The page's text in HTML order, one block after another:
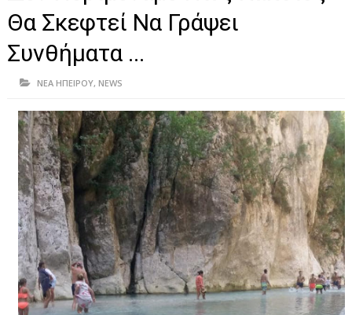
ΠΡΕΒΕΖΑ
ΑΡΤΑ
ΘΕΣΠΡΩΤΙΑ
ΙΟΝΙΑ ΝΗΣΙΑ
ΚΑΙ ΕΛΛΑΔΑ
ΥΓΕΙΑ-ΟΜΟΡΦΙΑ
ΠΟΛΙΤΙΣΜΟΣ
ΠΕΡΙΒΑΛΛΟΝ
Θα Σκεφτεί Να Γράψει
Συνθήματα ...
ΝΕΑ ΗΠΕΙΡΟΥ, NEWS